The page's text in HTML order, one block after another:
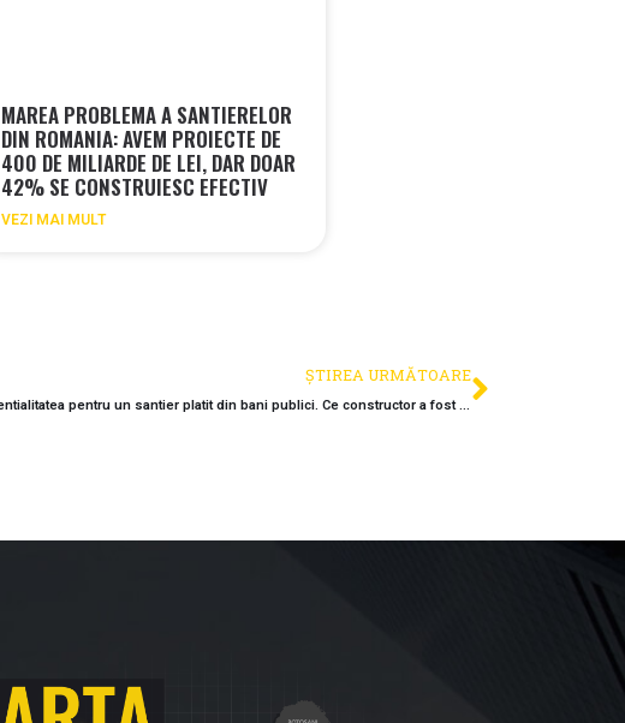
MAREA PROBLEMA A SANTIERELOR
DIN ROMANIA: AVEM PROIECTE DE
400 DE MILIARDE DE LEI, DAR DOAR
42% SE CONSTRUIESC EFECTIV
VEZI MAI MULT
ȘTIREA URMĂTOARE
Cristian Pistol invoca confidentialitatea pentru un santier platit din bani publici. Ce constructor a fost avertizat sa nu faca declaratii publice?